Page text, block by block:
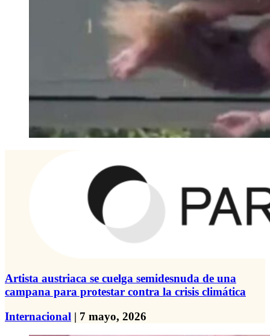
Artista austriaca se cuelga semidesnuda de una
campana para protestar contra la crisis climática
Internacional | 7 mayo, 2026